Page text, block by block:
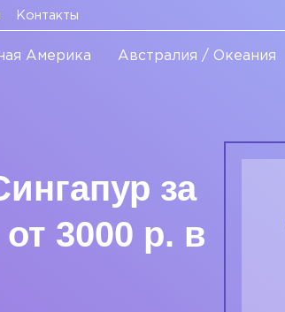
Контакты
Америка Австралия / Океания
за
3000 р. в